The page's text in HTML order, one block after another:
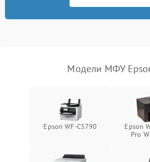
Модели МФУ
Epson WF-C5790
Epson
Pro